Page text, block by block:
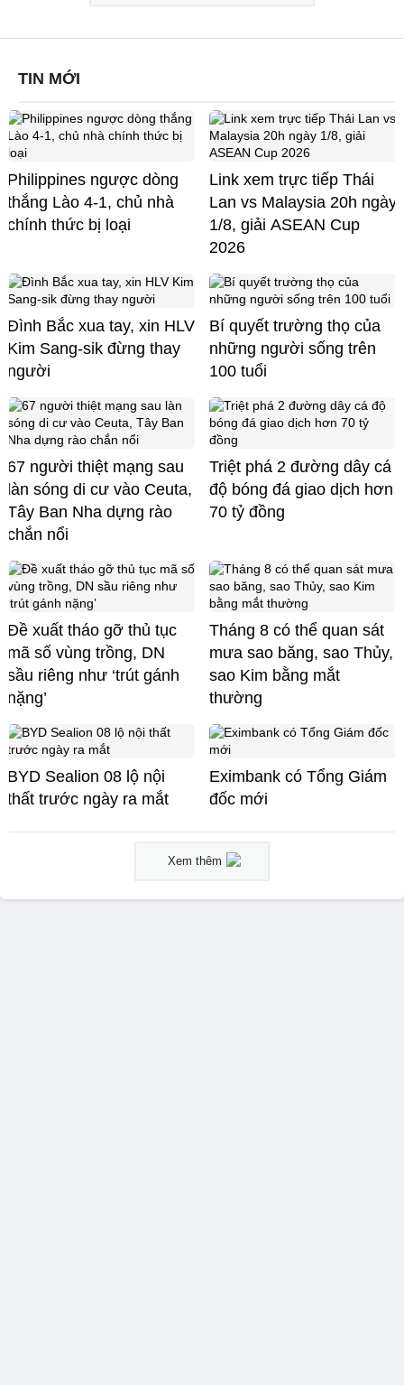
TIN MỚI
Philippines ngược dòng
thắng Lào 4-1, chủ nhà
chính thức bị loại
Link xem trực tiếp Thái
Lan vs Malaysia 20h ngày
1/8, giải ASEAN Cup
2026
Đình Bắc xua tay, xin HLV
Kim Sang-sik đừng thay
người
Bí quyết trường thọ của
những người sống trên
100 tuổi
67 người thiệt mạng sau
làn sóng di cư vào Ceuta,
Tây Ban Nha dựng rào
chắn nổi
Triệt phá 2 đường dây cá
độ bóng đá giao dịch hơn
70 tỷ đồng
Đề xuất tháo gỡ thủ tục
mã số vùng trồng, DN
sầu riêng như ‘trút gánh
nặng’
Tháng 8 có thể quan sát
mưa sao băng, sao Thủy,
sao Kim bằng mắt
thường
BYD Sealion 08 lộ nội
thất trước ngày ra mắt
Eximbank có Tổng Giám
đốc mới
Xem thêm